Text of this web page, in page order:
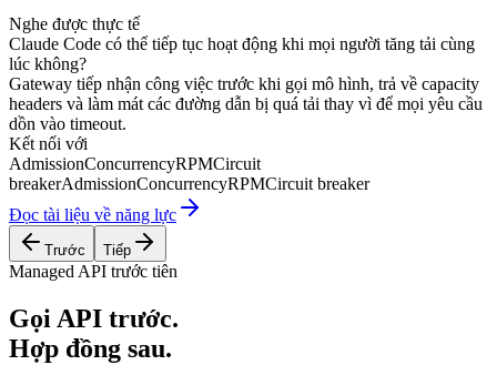
Nghe được thực tế
Claude Code có thể tiếp tục hoạt động khi mọi người tăng tải cùng
lúc không?
Gateway tiếp nhận công việc trước khi gọi mô hình, trả về capacity
headers và làm mát các đường dẫn bị quá tải thay vì để mọi yêu cầu
dồn vào timeout.
Kết nối với
AdmissionConcurrencyRPMCircuit
breakerAdmissionConcurrencyRPMCircuit breaker
Đọc tài liệu về năng lực
Trước Tiếp
Managed API trước tiên
Gọi API trước.
Hợp đồng sau.